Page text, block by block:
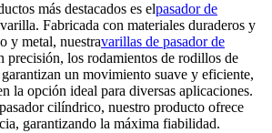
más destacados es elpasador de
varilla. Fabricada con materiales duraderos y
y metal, nuestravarillas de pasador de
precisión, los rodamientos de rodillos de
un movimiento suave y eficiente,
la opción ideal para diversas aplicaciones.
cilíndrico, nuestro producto ofrece
garantizando la máxima fiabilidad.